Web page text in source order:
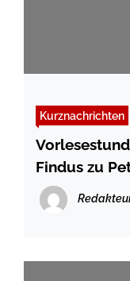
Kurznachrichten
Findus zu